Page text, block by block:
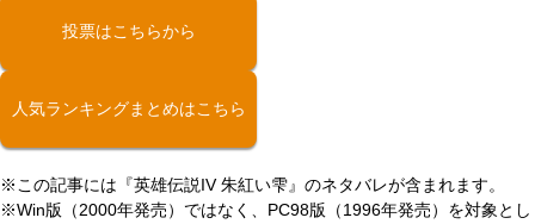
投票はこちらから
人気ランキングまとめはこちら
※この記事には『英雄伝説IV 朱紅い雫』のネタバレが含まれます。
※Win版（2000年発売）ではなく、PC98版（1996年発売）を対象とし